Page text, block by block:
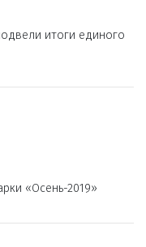
итоги единого
«Осень-2019»